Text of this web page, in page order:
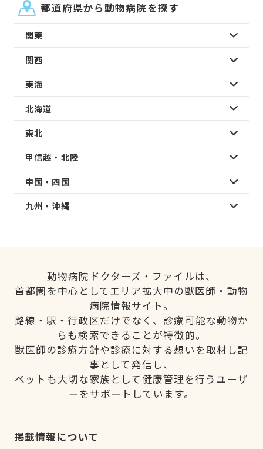
都道府県から動物病院を探す
関東
関西
東海
北海道
東北
甲信越・北陸
中国・四国
九州・沖縄
動物病院ドクターズ・ファイルは、
首都圏を中心としてエリア拡大中の獣医師・動物
病院情報サイト。
路線・駅・行政区だけでなく、診療可能な動物か
らも検索できることが特徴的。
獣医師の診療方針や診療に対する想いを取材し記
事として発信し、
ペットも大切な家族として健康管理を行うユーザ
ーをサポートしています。
掲載情報について